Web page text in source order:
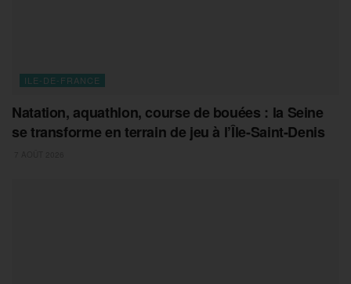
ILE-DE-FRANCE
Natation, aquathlon, course de bouées : la Seine
se transforme en terrain de jeu à l’Île-Saint-Denis